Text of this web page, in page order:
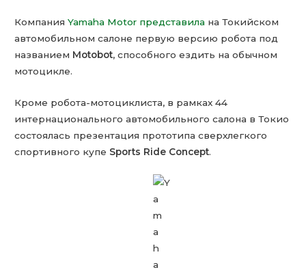
КомпанияYamaha Motor представила на Токийском
автомобильном салоне первую версию робота под
названием Motobot, способного ездить на обычном
мотоцикле.
Кроме робота-мотоциклиста, в рамках 44
интернационального автомобильного салона в Токио
состоялась презентация прототипа сверхлегкого
спортивного купе Sports Ride Concept.